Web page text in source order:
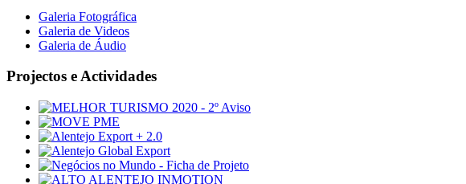
Galeria Fotográfica
Galeria de Videos
Galeria de Áudio
Projectos e Actividades